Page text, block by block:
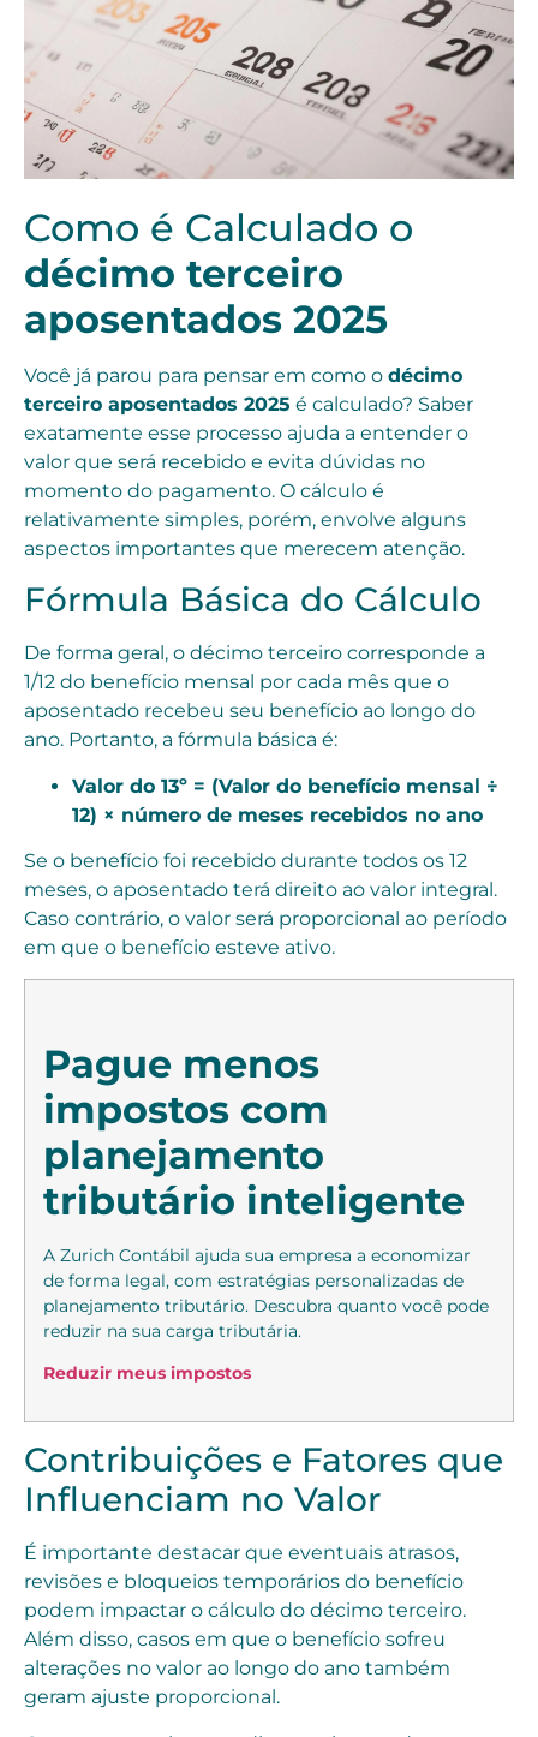
Como é Calculado o
décimo terceiro
aposentados 2025
Você já parou para pensar em como o décimo
terceiro aposentados 2025 é calculado? Saber
exatamente esse processo ajuda a entender o
valor que será recebido e evita dúvidas no
momento do pagamento. O cálculo é
relativamente simples, porém, envolve alguns
aspectos importantes que merecem atenção.
Fórmula Básica do Cálculo
De forma geral, o décimo terceiro corresponde a
1/12 do benefício mensal por cada mês que o
aposentado recebeu seu benefício ao longo do
ano. Portanto, a fórmula básica é:
Valor do 13º = (Valor do benefício mensal ÷
12) × número de meses recebidos no ano
Se o benefício foi recebido durante todos os 12
meses, o aposentado terá direito ao valor integral.
Caso contrário, o valor será proporcional ao período
em que o benefício esteve ativo.
Pague menos
impostos com
planejamento
tributário inteligente
A Zurich Contábil ajuda sua empresa a economizar
de forma legal, com estratégias personalizadas de
planejamento tributário. Descubra quanto você pode
reduzir na sua carga tributária.
Reduzir meus impostos
Contribuições e Fatores que
Influenciam no Valor
É importante destacar que eventuais atrasos,
revisões e bloqueios temporários do benefício
podem impactar o cálculo do décimo terceiro.
Além disso, casos em que o benefício sofreu
alterações no valor ao longo do ano também
geram ajuste proporcional.